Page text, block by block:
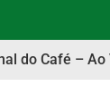
do Café – Ao